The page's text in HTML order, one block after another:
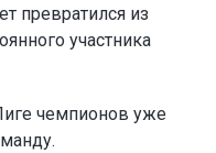
превратился из
участника
чемпионов уже